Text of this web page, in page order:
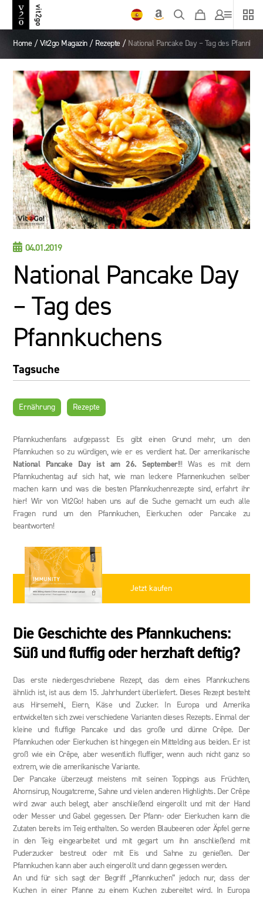
Home/Vit2go Magazin/ Rezepte/ National Pancake Day – Tag des
04.01.2019
National Pancake Day
– Tag des
Pfannkuchens
Tagsuche
Ernährung Rezepte
Pfannkuchenfans aufgepasst: Es gibt einen Grund mehr, um den
Pfannkuchen so zu würdigen, wie er es verdient hat. Der amerikanische
National Pancake Day ist am 26. September!!! Was es mit dem
Pfannkuchentag auf sich hat, wie man leckere Pfannenkuchen selber
machen kann und was die besten Pfannkuchenrezepte sind, erfahrt ihr
hier! Wir von Vit2Go! haben uns auf die Suche gemacht um euch alle
Fragen rund um den Pfannkuchen, Eierkuchen oder Pancake zu
beantworten!
Jetzt kaufen
Die Geschichte des Pfannkuchens:
Süß und fluffig oder herzhaft deftig?
Das erste niedergeschriebene Rezept, das dem eines Pfannkuchens
ähnlich ist, ist aus dem 15. Jahrhundert überliefert. Dieses Rezept besteht
aus Hirsemehl, Eiern, Käse und Zucker. In Europa und Amerika
entwickelten sich zwei verschiedene Varianten dieses Rezepts. Einmal der
kleine und fluffige Pancake und das große und dünne Crêpe. Der
Pfannkuchen oder Eierkuchen ist hingegen ein Mittelding aus beiden. Er ist
groß wie ein Crêpe, aber wesentlich fluffiger, wenn auch nicht ganz so
extrem, wie die amerikanische Variante.
Der Pancake überzeugt meistens mit seinen Toppings aus Früchten,
Ahornsirup, Nougatcreme, Sahne und vielen anderen Highlights. Der Crêpe
wird zwar auch belegt, aber anschließend eingerollt und mit der Hand
oder Messer und Gabel gegessen. Der Pfann- oder Eierkuchen kann die
Zutaten bereits im Teig enthalten. So werden Blaubeeren oder Äpfel gerne
in den Teig eingearbeitet und mit gegart um ihn anschließend mit
Puderzucker bestreut oder mit Eis und Sahne zu genießen. Der
Pfannkuchen kann aber auch eingerollt und dann gegessen werden.
An und für sich sagt der Begriff „Pfannkuchen“ jedoch nur, dass der
Kuchen in einer Pfanne zu einem Kuchen zubereitet wird. In Europa